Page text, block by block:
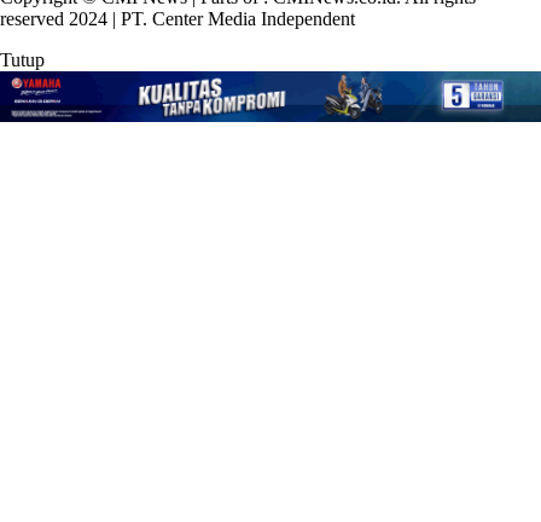
reserved 2024 | PT. Center Media Independent
Tutup